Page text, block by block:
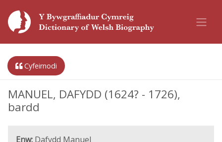
Cyfeirnodi
MANUEL, DAFYDD (1624? - 1726),
bardd
Enw: Dafydd Manuel